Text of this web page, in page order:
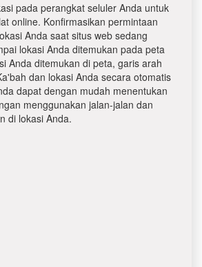
pada perangkat seluler Anda untuk
online. Konfirmasikan permintaan
Anda saat situs web sedang
lokasi Anda ditemukan pada peta
Anda ditemukan di peta, garis arah
dan lokasi Anda secara otomatis
dapat dengan mudah menentukan
menggunakan jalan-jalan dan
di lokasi Anda.